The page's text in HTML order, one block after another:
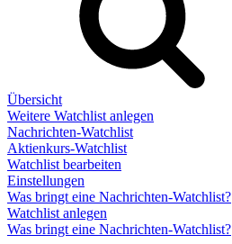
Übersicht
Weitere Watchlist anlegen
Nachrichten-Watchlist
Aktienkurs-Watchlist
Watchlist bearbeiten
Einstellungen
Was bringt eine Nachrichten-Watchlist?
Watchlist anlegen
Was bringt eine Nachrichten-Watchlist?